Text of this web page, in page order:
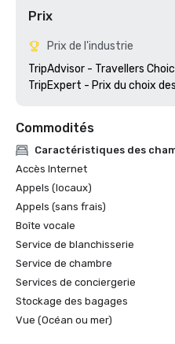
Prix
Prix de l'industrie
TripAdvisor - Travellers
TripExpert - Prix du choix
Commodités
Caractéristiques des
Accès Internet
Appels (locaux)
Appels (sans frais)
Boîte vocale
Service de blanchisserie
Service de chambre
Services de conciergerie
Stockage des bagages
Vue (Océan ou mer)